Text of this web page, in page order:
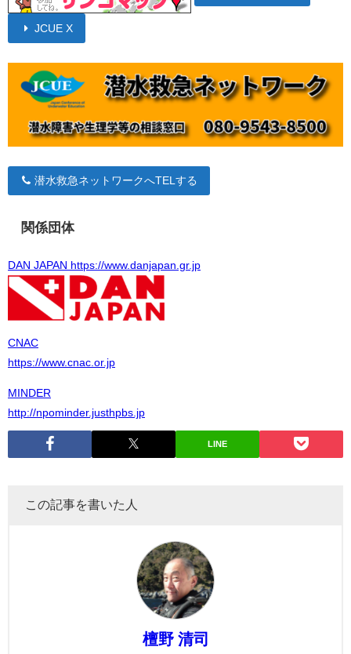
JCUE X
潜水救急ネットワークへTELする
関係団体
DAN JAPAN https://www.danjapan.gr.jp
CNAC
https://www.cnac.or.jp
MINDER
http://npominder.justhpbs.jp
LINE
この記事を書いた人
檀野 清司